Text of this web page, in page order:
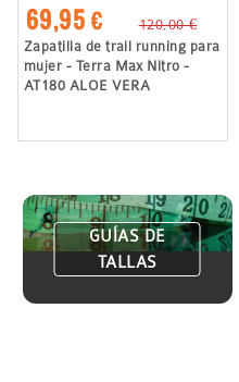
69,95 €
120,00 €
Zapatilla de trail running para
mujer - Terra Max Nitro -
AT180 ALOE VERA
GUÍAS DE
TALLAS